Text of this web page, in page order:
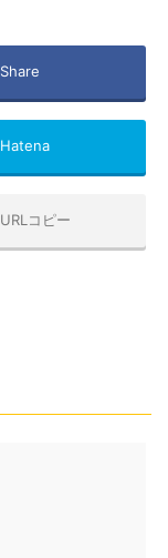
Share
Hatena
URLコピー